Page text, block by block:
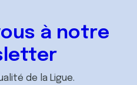
à notre
de la Ligue.